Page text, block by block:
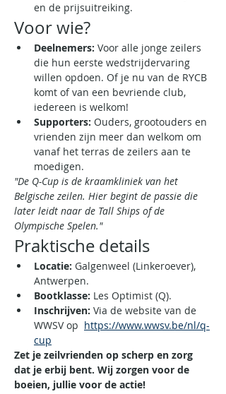
en de prijsuitreiking.
Voor wie?
Deelnemers: Voor alle jonge zeilers
die hun eerste wedstrijdervaring
willen opdoen. Of je nu van de RYCB
komt of van een bevriende club,
iedereen is welkom!
Supporters: Ouders, grootouders en
vrienden zijn meer dan welkom om
vanaf het terras de zeilers aan te
moedigen.
"De Q-Cup is de kraamkliniek van het
Belgische zeilen. Hier begint de passie die
later leidt naar de Tall Ships of de
Olympische Spelen."
Praktische details
Locatie: Galgenweel (Linkeroever),
Antwerpen.
Bootklasse: Les Optimist (Q).
Inschrijven: Via de website van de
WWSV op https://www.wwsv.be/nl/q-
cup
Zet je zeilvrienden op scherp en zorg
dat je erbij bent. Wij zorgen voor de
boeien, jullie voor de actie!